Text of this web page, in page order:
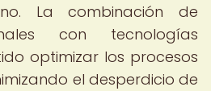
La combinación de
con tecnologías
optimizar los procesos
el desperdicio de